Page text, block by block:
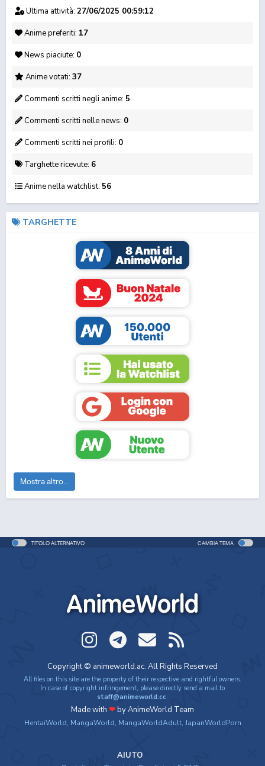
DUB
Academia 7 (ITA)
Quest
DUB DUB
MOVIE
Movie: Broly (...
Ultima attività: 27/06/2025 00:59:12
Anime preferiti: 17
News piaciute: 0
Anime votati: 37
Commenti scritti negli anime: 5
Commenti scritti nelle news: 0
Commenti scritti nei profili: 0
Targhette ricevute: 6
Anime nella watchlist: 56
TARGHETTE
Mostra altro...
TITOLO ALTERNATIVO CAMBIA TEMA
AnimeWorld
Copyright © animeworld.ac. All Rights Reserved
All files on this site are the property of their respective and rightful owners.
In case of copyright infringement, please directly send a mail to
staff@animeworld.cc.
Made with ❤by AnimeWorld Team
HentaiWorld, MangaWorld, MangaWorldAdult, JapanWorldPorn
AIUTO